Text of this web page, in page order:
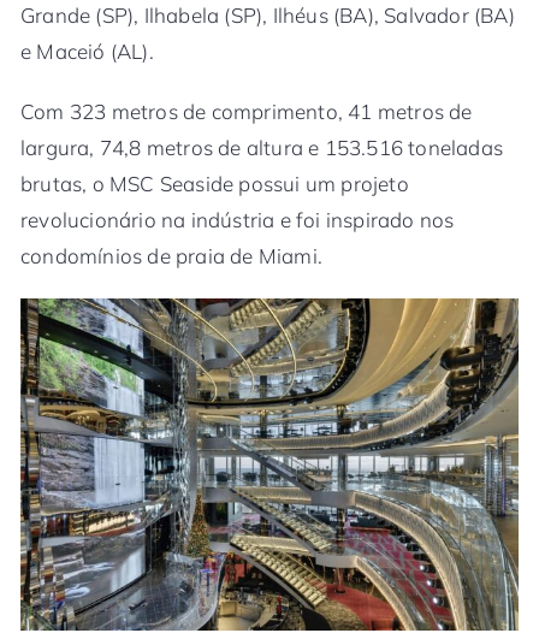
Grande (SP), Ilhabela (SP), Ilhéus (BA), Salvador (BA)
e Maceió (AL).
Com 323 metros de comprimento, 41 metros de
largura, 74,8 metros de altura e 153.516 toneladas
brutas, o MSC Seaside possui um projeto
revolucionário na indústria e foi inspirado nos
condomínios de praia de Miami.